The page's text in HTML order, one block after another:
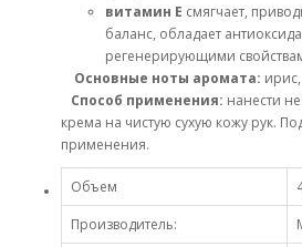
витамин Е смягчает,
баланс, обладает
регенерирующими
Основные ноты аромата:
Способ применения: нанести
крема на чистую сухую кожу рук.
применения.
Объем
Производитель: